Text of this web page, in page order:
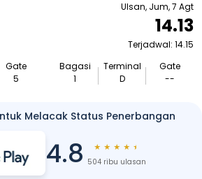
Gate
5
Ulsan, Jum, 7 Agt
14.13
Terjadwal: 14.15
Bagasi
1
Terminal
D
Gate
--
Melacak Status Penerbangan
4.8 ★ ★ ★ ★ ★
504 ribu ulasan